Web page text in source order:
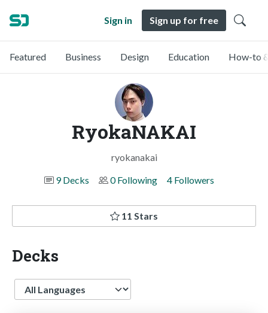
Sign in Sign up for free
Featured Business Design Education How-to
RyokaNAKAI
ryokanakai
9 Decks
0 Following 4 Followers
11 Stars
Decks
Language